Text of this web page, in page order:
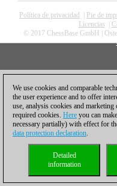
Política de privacidad Pie de
Licencias
© 2017 ChessBase GmbH |
We use cookies and comparable
the user experience and to offer
use, analysis cookies and
required cookies. Here you can
necessary partially) with effect for
data protection declaration.
Detailed
information